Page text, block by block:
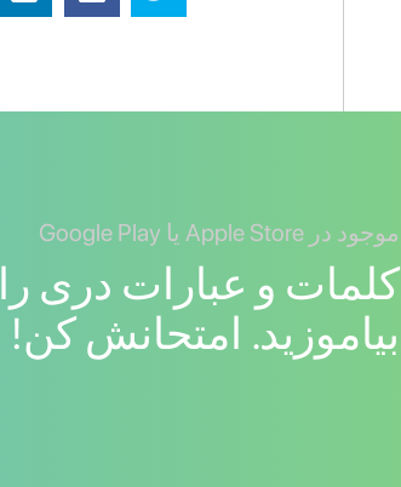
موجود در Apple Store یا Google Play
کلمات و عبارات دری را
بیاموزید. امتحانش کن!